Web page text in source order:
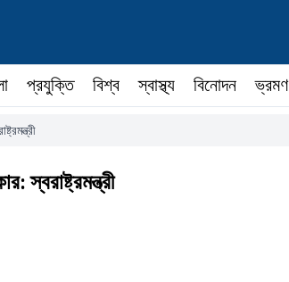
প্রযুক্তি বিশ্ব স্বাস্থ্য বিনোদন ভ্রমণ
স্বরাষ্ট্রমন্ত্রী